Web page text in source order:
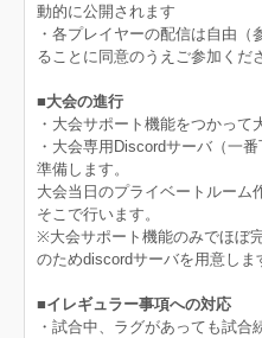
動的に公開されます
・各プレイヤーの配信は自由
ることに同意のうえご参加くだ
■大会の進行
・大会サポート機能をつかって
・大会専用Discordサーバ（一
準備します。
大会当日のプライベートルーム
そこで行います。
※大会サポート機能のみでほぼ
のためdiscordサーバを用意しま
■イレギュラー事項への対応
・試合中、ラグがあっても試合